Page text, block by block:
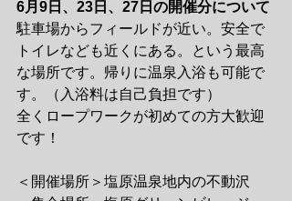
6月9日、23日、27日の開催分について
駐車場からフィールドが近い。安全で
トイレなども近くにある。という最高
な場所です。帰りに温泉入浴も可能で
す。（入浴料は自己負担です）
全くロープワークが初めての方大歓迎
です！
＜開催場所＞塩原温泉地内の不動沢